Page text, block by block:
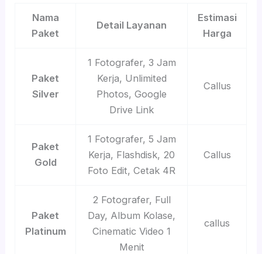
Nama
Paket
Detail Layanan
Estimasi
Harga
Paket
Silver
1 Fotografer, 3 Jam
Kerja, Unlimited
Photos, Google
Drive Link
Callus
Paket
Gold
1 Fotografer, 5 Jam
Kerja, Flashdisk, 20
Foto Edit, Cetak 4R
Callus
Paket
Platinum
2 Fotografer, Full
Day, Album Kolase,
Cinematic Video 1
Menit
callus